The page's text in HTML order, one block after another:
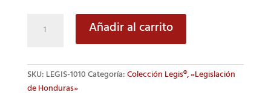
cantidad
Añadir al carrito
SKU:LEGIS-1010Categoría:Colección Legis®, «Legislación
de Honduras»